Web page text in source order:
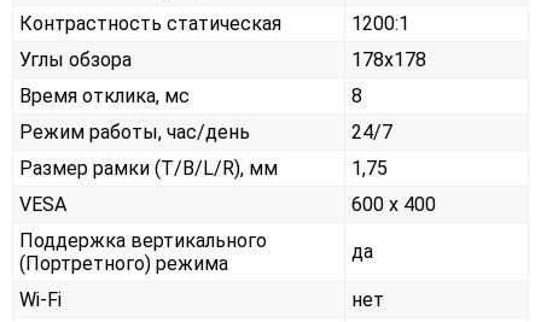
Контрастность статическая
1200:1
Углы обзора
178x178
Время отклика, мс
8
Режим работы, час/день
24/7
Размер рамки (T/B/L/R), мм
1,75
VESA
600 x 400
Поддержка вертикального
(Портретного) режима
да
Wi-Fi нет